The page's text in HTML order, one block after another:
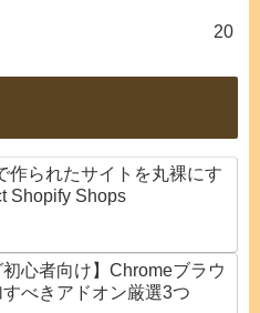
20
作られたサイトを丸裸にす
Shopify Shops
初心者向け】Chromeブラウ
べきアドオン厳選3つ